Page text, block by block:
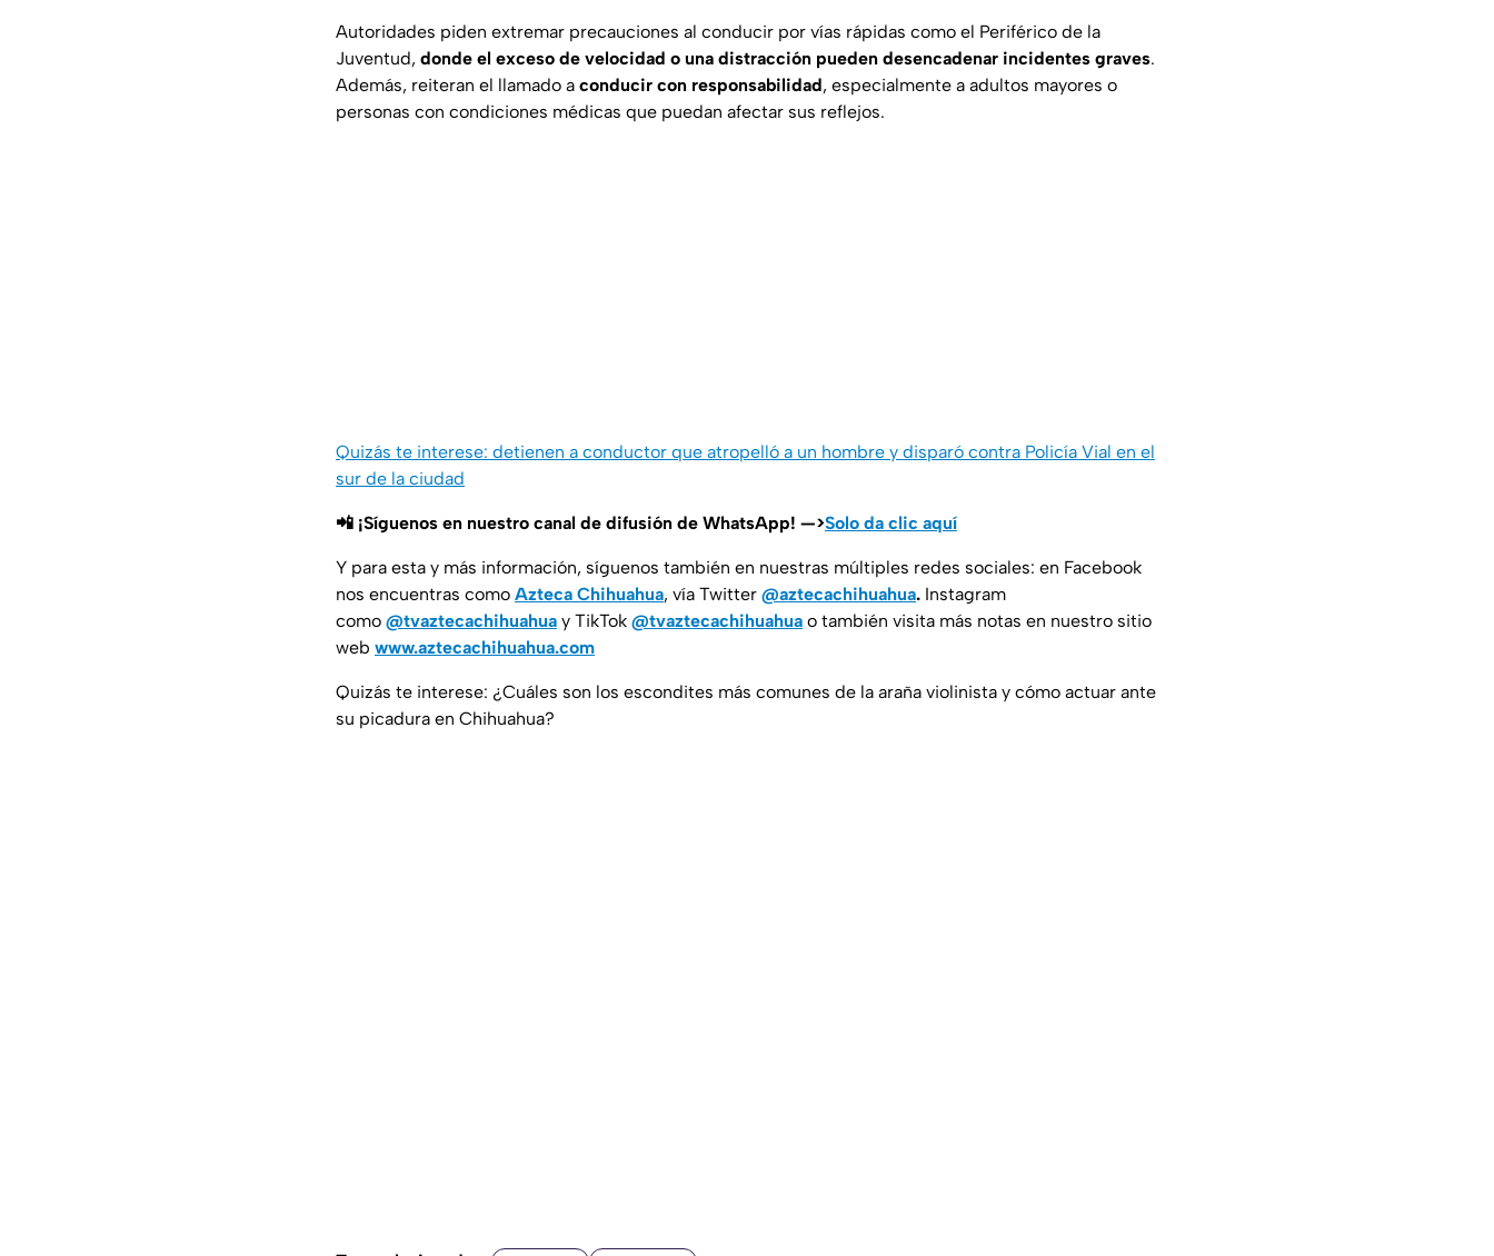
Autoridades piden extremar precauciones al conducir por vías rápidas como el Periférico de la
Juventud, donde el exceso de velocidad o una distracción pueden desencadenar incidentes graves.
Además, reiteran el llamado a conducir con responsabilidad, especialmente a adultos mayores o
personas con condiciones médicas que puedan afectar sus reflejos.
Quizás te interese: detienen a conductor que atropelló a un hombre y disparó contra Policía Vial en el
sur de la ciudad
📲 ¡Síguenos en nuestro canal de difusión de WhatsApp! —>Solo da clic aquí
Y para esta y más información, síguenos también en nuestras múltiples redes sociales: en Facebook
nos encuentras como Azteca Chihuahua, vía Twitter @aztecachihuahua. Instagram
como @tvaztecachihuahua y TikTok @tvaztecachihuahua o también visita más notas en nuestro sitio
web www.aztecachihuahua.com
Quizás te interese: ¿Cuáles son los escondites más comunes de la araña violinista y cómo actuar ante
su picadura en Chihuahua?